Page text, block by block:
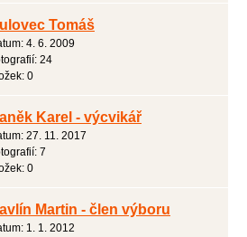
Tomáš
4. 6. 2009
24
0
Karel - výcvikář
27. 11. 2017
7
0
Martin - člen výboru
1. 1. 2012